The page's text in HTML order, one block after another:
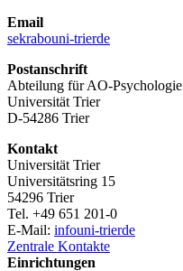
Email
sekrabouni-trierde
Postanschrift
Abteilung für AO-Psychologie
Universität Trier
D-54286 Trier
Kontakt
Universität Trier
Universitätsring 15
54296 Trier
Tel. +49 651 201-0
E-Mail: infouni-trierde
Zentrale Kontakte
Einrichtungen